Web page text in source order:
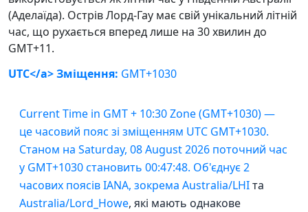
(Аделаїда). Острів Лорд-Гау має свій унікальний літній
час, що рухається вперед лише на 30 хвилин до
GMT+11.
UTC</a> Зміщення: GMT+1030
Current Time in GMT + 10:30 Zone (GMT+1030) —
це часовий пояс зі зміщенням UTC GMT+1030.
Станом на Saturday, 08 August 2026 поточний час
у GMT+1030 становить 00:47:48. Об'єднує 2
часових поясів IANA, зокрема Australia/LHIта
Australia/Lord_Howe, які мають однакове